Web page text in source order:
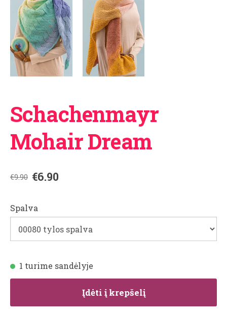
Schachenmayr
Mohair Dream
€9.90 €6.90
Spalva
1 turime sandėlyje
Įdėti į krepšelį